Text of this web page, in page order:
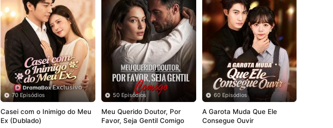
70 Episódios
Casei com o Inimigo do Meu
Ex (Dublado)
50 Episódios
Meu Querido Doutor, Por
Favor, Seja Gentil Comigo
60 Episódios
A Garota Muda Que Ele
Consegue Ouvir